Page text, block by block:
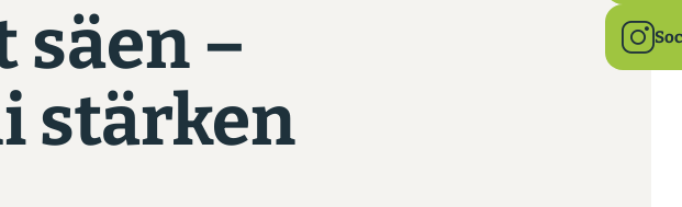
–
stärken